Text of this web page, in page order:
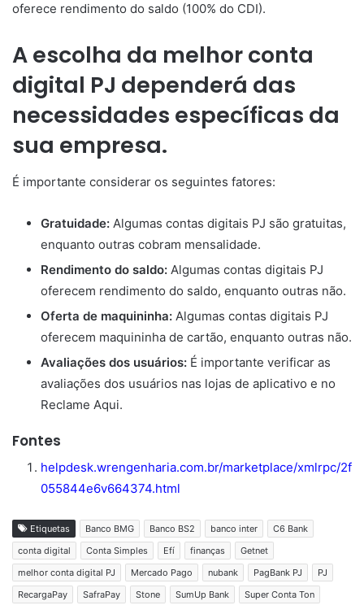
oferece rendimento do saldo (100% do CDI).
A escolha da melhor conta
digital PJ dependerá das
necessidades específicas da
sua empresa.
É importante considerar os seguintes fatores:
Gratuidade: Algumas contas digitais PJ são gratuitas,
enquanto outras cobram mensalidade.
Rendimento do saldo: Algumas contas digitais PJ
oferecem rendimento do saldo, enquanto outras não.
Oferta de maquininha: Algumas contas digitais PJ
oferecem maquininha de cartão, enquanto outras não.
Avaliações dos usuários: É importante verificar as
avaliações dos usuários nas lojas de aplicativo e no
Reclame Aqui.
Fontes
helpdesk.wrengenharia.com.br/marketplace/xmlrpc/2f
055844e6v664374.html
Etiquetas Banco BMG Banco BS2 banco inter
C6 Bank
conta digital
Conta Simples Efí finanças
Getnet
melhor conta digital PJ
Mercado Pago nubank PagBank PJ
PJ
RecargaPay
SafraPay Stone SumUp Bank Super Conta Ton